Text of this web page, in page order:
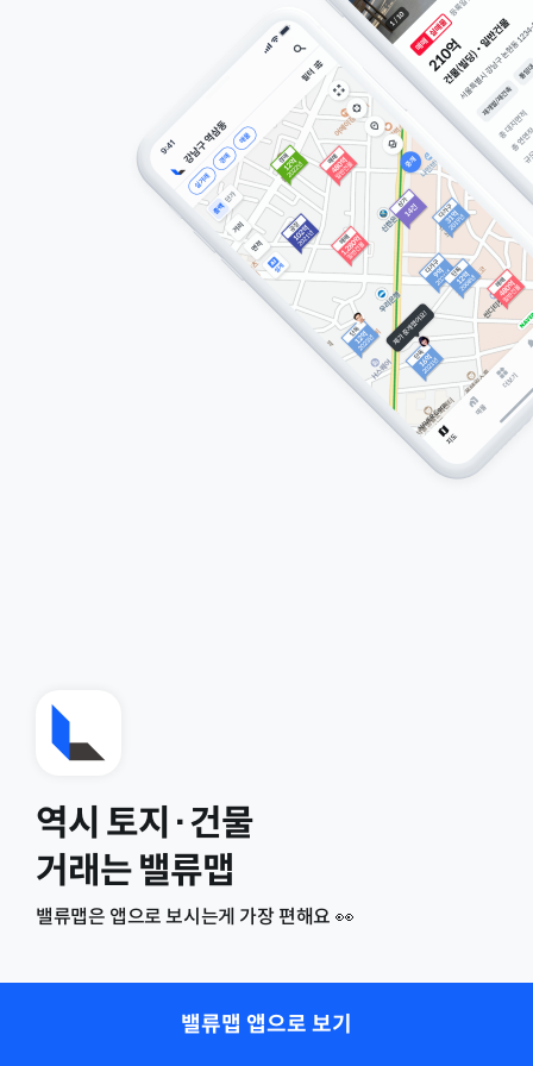
역시 토지·건물
거래는 밸류맵
밸류맵은 앱으로 보시는게 가장 편해요 👀
밸류맵 앱으로 보기